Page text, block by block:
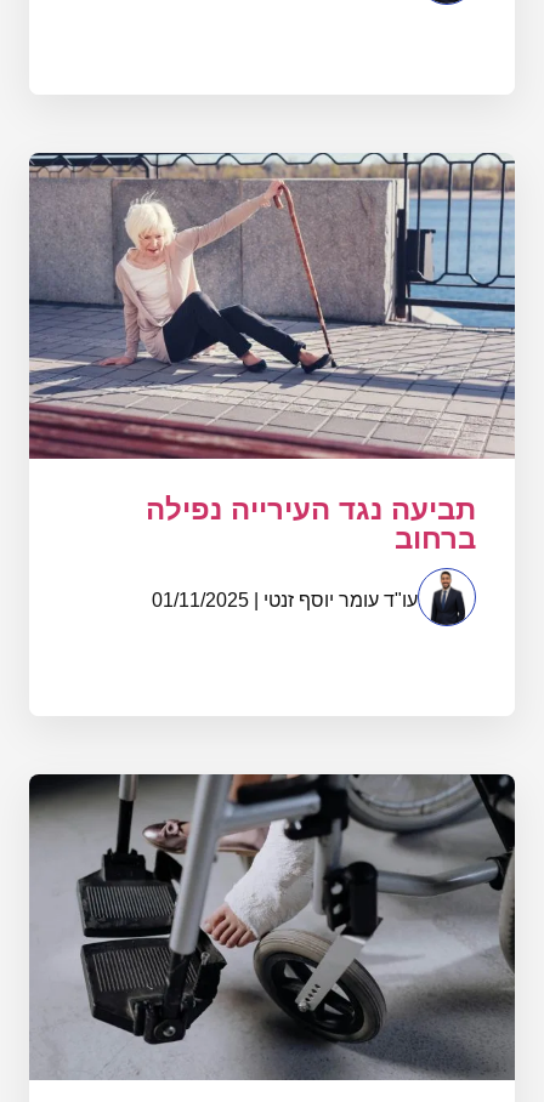
תביעה נגד העירייה נפילה
ברחוב
עו"ד עומר יוסף זנטי | 01/11/2025